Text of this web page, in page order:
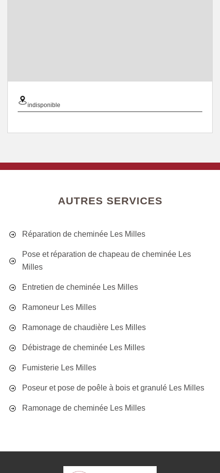
indisponible
AUTRES SERVICES
Réparation de cheminée Les Milles
Pose et réparation de chapeau de cheminée Les
Milles
Entretien de cheminée Les Milles
Ramoneur Les Milles
Ramonage de chaudière Les Milles
Débistrage de cheminée Les Milles
Fumisterie Les Milles
Poseur et pose de poêle à bois et granulé Les Milles
Ramonage de cheminée Les Milles